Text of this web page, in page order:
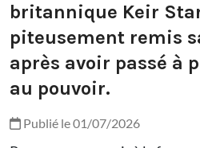
britannique Keir
piteusement remis
après avoir passé à
au pouvoir.
Publié le 01/07/2026